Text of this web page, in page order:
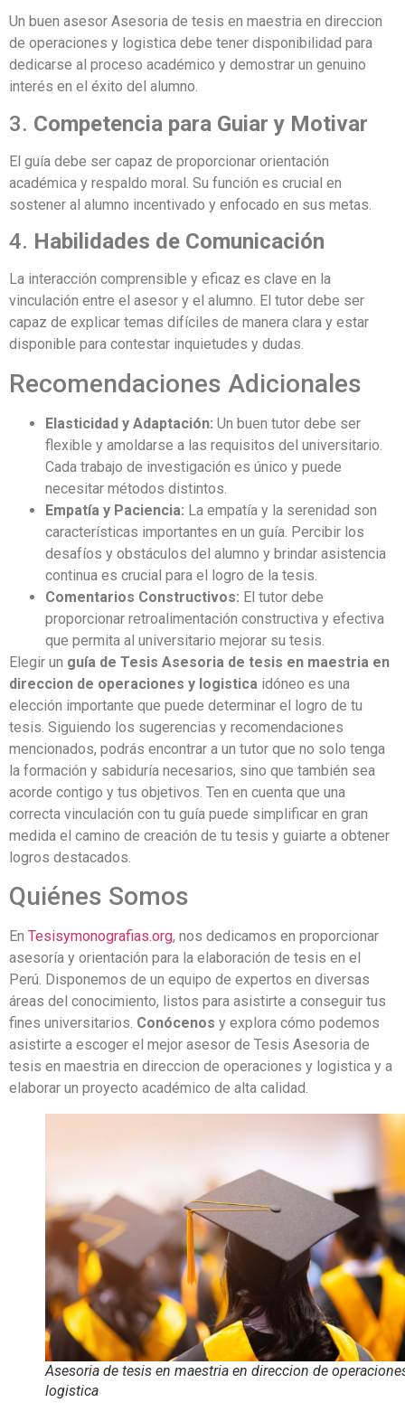
Un buen asesor Asesoria de tesis en maestria en direccion
de operaciones y logistica debe tener disponibilidad para
dedicarse al proceso académico y demostrar un genuino
interés en el éxito del alumno.
3. Competencia para Guiar y Motivar
El guía debe ser capaz de proporcionar orientación
académica y respaldo moral. Su función es crucial en
sostener al alumno incentivado y enfocado en sus metas.
4. Habilidades de Comunicación
La interacción comprensible y eficaz es clave en la
vinculación entre el asesor y el alumno. El tutor debe ser
capaz de explicar temas difíciles de manera clara y estar
disponible para contestar inquietudes y dudas.
Recomendaciones Adicionales
Elasticidad y Adaptación: Un buen tutor debe ser
flexible y amoldarse a las requisitos del universitario.
Cada trabajo de investigación es único y puede
necesitar métodos distintos.
Empatía y Paciencia: La empatía y la serenidad son
características importantes en un guía. Percibir los
desafíos y obstáculos del alumno y brindar asistencia
continua es crucial para el logro de la tesis.
Comentarios Constructivos: El tutor debe
proporcionar retroalimentación constructiva y efectiva
que permita al universitario mejorar su tesis.
Elegir un guía de Tesis Asesoria de tesis en maestria en
direccion de operaciones y logistica idóneo es una
elección importante que puede determinar el logro de tu
tesis. Siguiendo los sugerencias y recomendaciones
mencionados, podrás encontrar a un tutor que no solo tenga
la formación y sabiduría necesarios, sino que también sea
acorde contigo y tus objetivos. Ten en cuenta que una
correcta vinculación con tu guía puede simplificar en gran
medida el camino de creación de tu tesis y guiarte a obtener
logros destacados.
Quiénes Somos
En Tesisymonografias.org, nos dedicamos en proporcionar
asesoría y orientación para la elaboración de tesis en el
Perú. Disponemos de un equipo de expertos en diversas
áreas del conocimiento, listos para asistirte a conseguir tus
fines universitarios. Conócenos y explora cómo podemos
asistirte a escoger el mejor asesor de Tesis Asesoria de
tesis en maestria en direccion de operaciones y logistica y a
elaborar un proyecto académico de alta calidad.
Asesoria de tesis en maestria en direccion de
logistica